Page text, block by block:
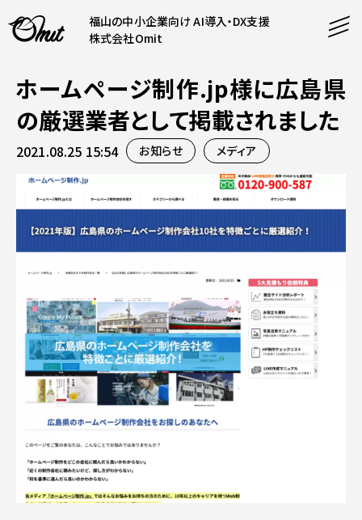
福山の中小企業向け AI導入・DX支援
株式会社Omit
SERVICE
事業内容
AI導入支援
システム開発
ホームページ制作
CONTENT
コンテンツ
課題解決
COMPANY
企業案内
会社概要
採用情報
お知らせ
よくある質問
PRODUCTS
運営サービス
ピッパサック
ヒラメキペーパー
電話でお問い合わせ
ホームページ制作.jp様に広島県
の厳選業者として掲載されました
2021.08.25 15:54 お知らせ メディア